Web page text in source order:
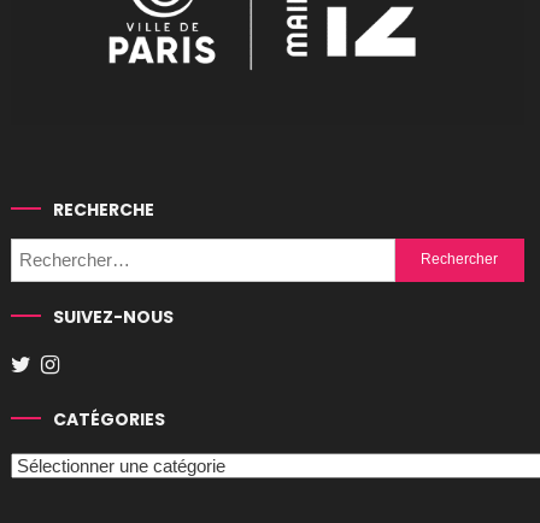
RECHERCHE
Rechercher :
SUIVEZ-NOUS
CATÉGORIES
Catégories